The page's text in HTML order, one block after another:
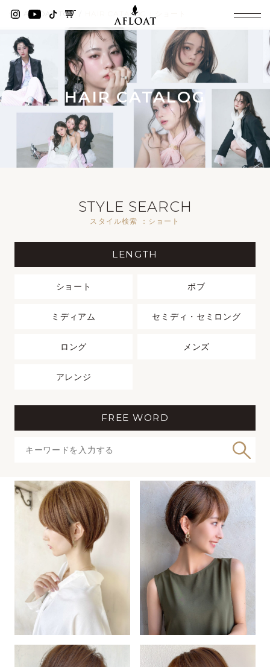
AFLOAT TOP HAIR CATALOG：ショート
HAIR CATALOG
STYLE SEARCH
スタイル検索 ：ショート
LENGTH
ショート ボブ
ミディアム セミディ・セミロング
ロング メンズ
アレンジ
FREE WORD